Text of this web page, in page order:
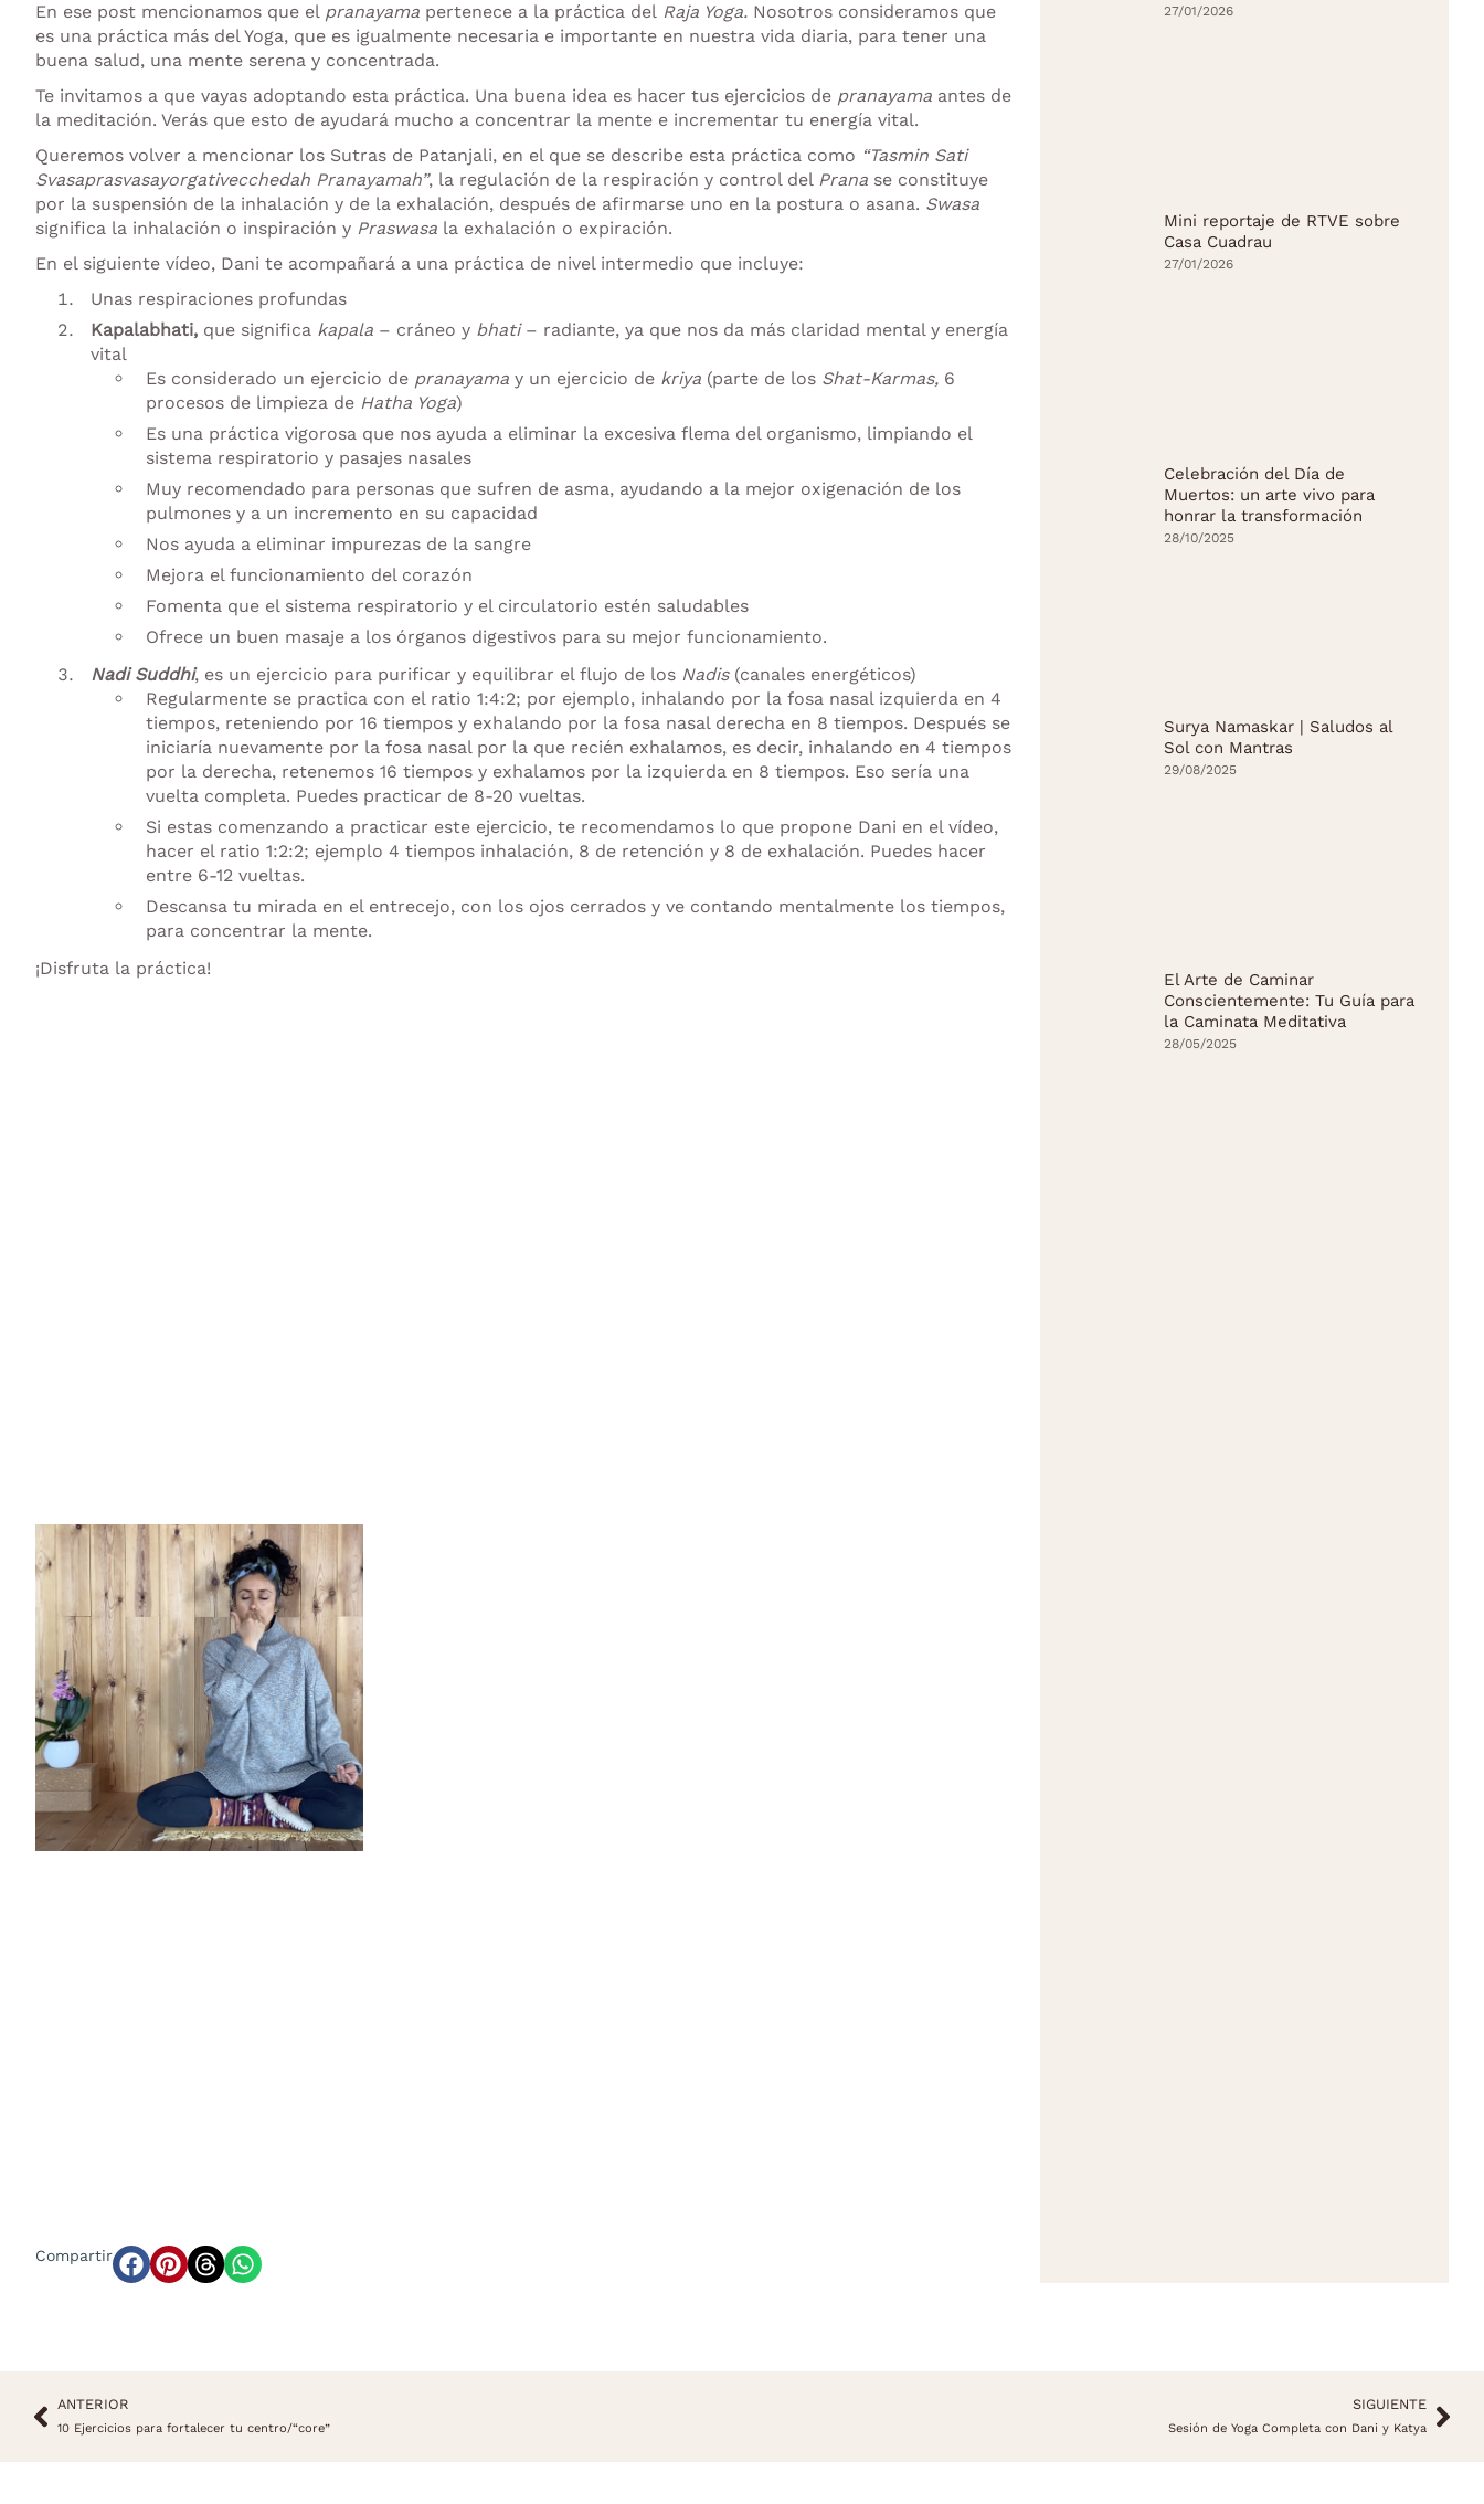
En ese post mencionamos que el pranayama pertenece a la práctica del Raja Yoga. Nosotros consideramos que
es una práctica más del Yoga, que es igualmente necesaria e importante en nuestra vida diaria, para tener una
buena salud, una mente serena y concentrada.
Te invitamos a que vayas adoptando esta práctica. Una buena idea es hacer tus ejercicios de pranayama antes de
la meditación. Verás que esto de ayudará mucho a concentrar la mente e incrementar tu energía vital.
Queremos volver a mencionar los Sutras de Patanjali, en el que se describe esta práctica como “Tasmin Sati
Svasaprasvasayorgativecchedah Pranayamah”, la regulación de la respiración y control del Prana se constituye
por la suspensión de la inhalación y de la exhalación, después de afirmarse uno en la postura o asana. Swasa
significa la inhalación o inspiración y Praswasa la exhalación o expiración.
En el siguiente vídeo, Dani te acompañará a una práctica de nivel intermedio que incluye:
Unas respiraciones profundas
Kapalabhati, que significa kapala – cráneo y bhati– radiante, ya que nos da más claridad mental y energía
vital
Es considerado un ejercicio de pranayama y un ejercicio de kriya (parte de los Shat-Karmas, 6
procesos de limpieza de Hatha Yoga)
Es una práctica vigorosa que nos ayuda a eliminar la excesiva flema del organismo, limpiando el
sistema respiratorio y pasajes nasales
Muy recomendado para personas que sufren de asma, ayudando a la mejor oxigenación de los
pulmones y a un incremento en su capacidad
Nos ayuda a eliminar impurezas de la sangre
Mejora el funcionamiento del corazón
Fomenta que el sistema respiratorio y el circulatorio estén saludables
Ofrece un buen masaje a los órganos digestivos para su mejor funcionamiento.
Nadi Suddhi, es un ejercicio para purificar y equilibrar el flujo de los Nadis(canales energéticos)
Regularmente se practica con el ratio 1:4:2; por ejemplo, inhalando por la fosa nasal izquierda en 4
tiempos, reteniendo por 16 tiempos y exhalando por la fosa nasal derecha en 8 tiempos. Después se
iniciaría nuevamente por la fosa nasal por la que recién exhalamos, es decir, inhalando en 4 tiempos
por la derecha, retenemos 16 tiempos y exhalamos por la izquierda en 8 tiempos. Eso sería una
vuelta completa. Puedes practicar de 8-20 vueltas.
Si estas comenzando a practicar este ejercicio, te recomendamos lo que propone Dani en el vídeo,
hacer el ratio 1:2:2; ejemplo 4 tiempos inhalación, 8 de retención y 8 de exhalación. Puedes hacer
entre 6-12 vueltas.
Descansa tu mirada en el entrecejo, con los ojos cerrados y ve contando mentalmente los tiempos,
para concentrar la mente.
¡Disfruta la práctica!
Compartir
27/01/2026
Mini reportaje de RTVE sobre
Casa Cuadrau
27/01/2026
Celebración del Día de
Muertos: un arte vivo para
honrar la transformación
28/10/2025
Surya Namaskar | Saludos al
Sol con Mantras
29/08/2025
El Arte de Caminar
Conscientemente: Tu Guía para
la Caminata Meditativa
28/05/2025
ANTERIOR
10 Ejercicios para fortalecer tu centro/“core”
SIGUIENTE
Sesión de Yoga Completa con Dani y Katya